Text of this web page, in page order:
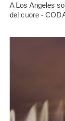
A Los Angeles
del cuore -